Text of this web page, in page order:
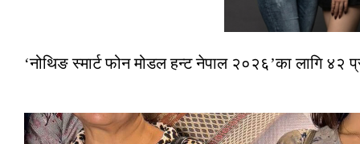
‘नोथिङ स्मार्ट फोन मोडल हन्ट नेपाल २०२६’का लागि ४२